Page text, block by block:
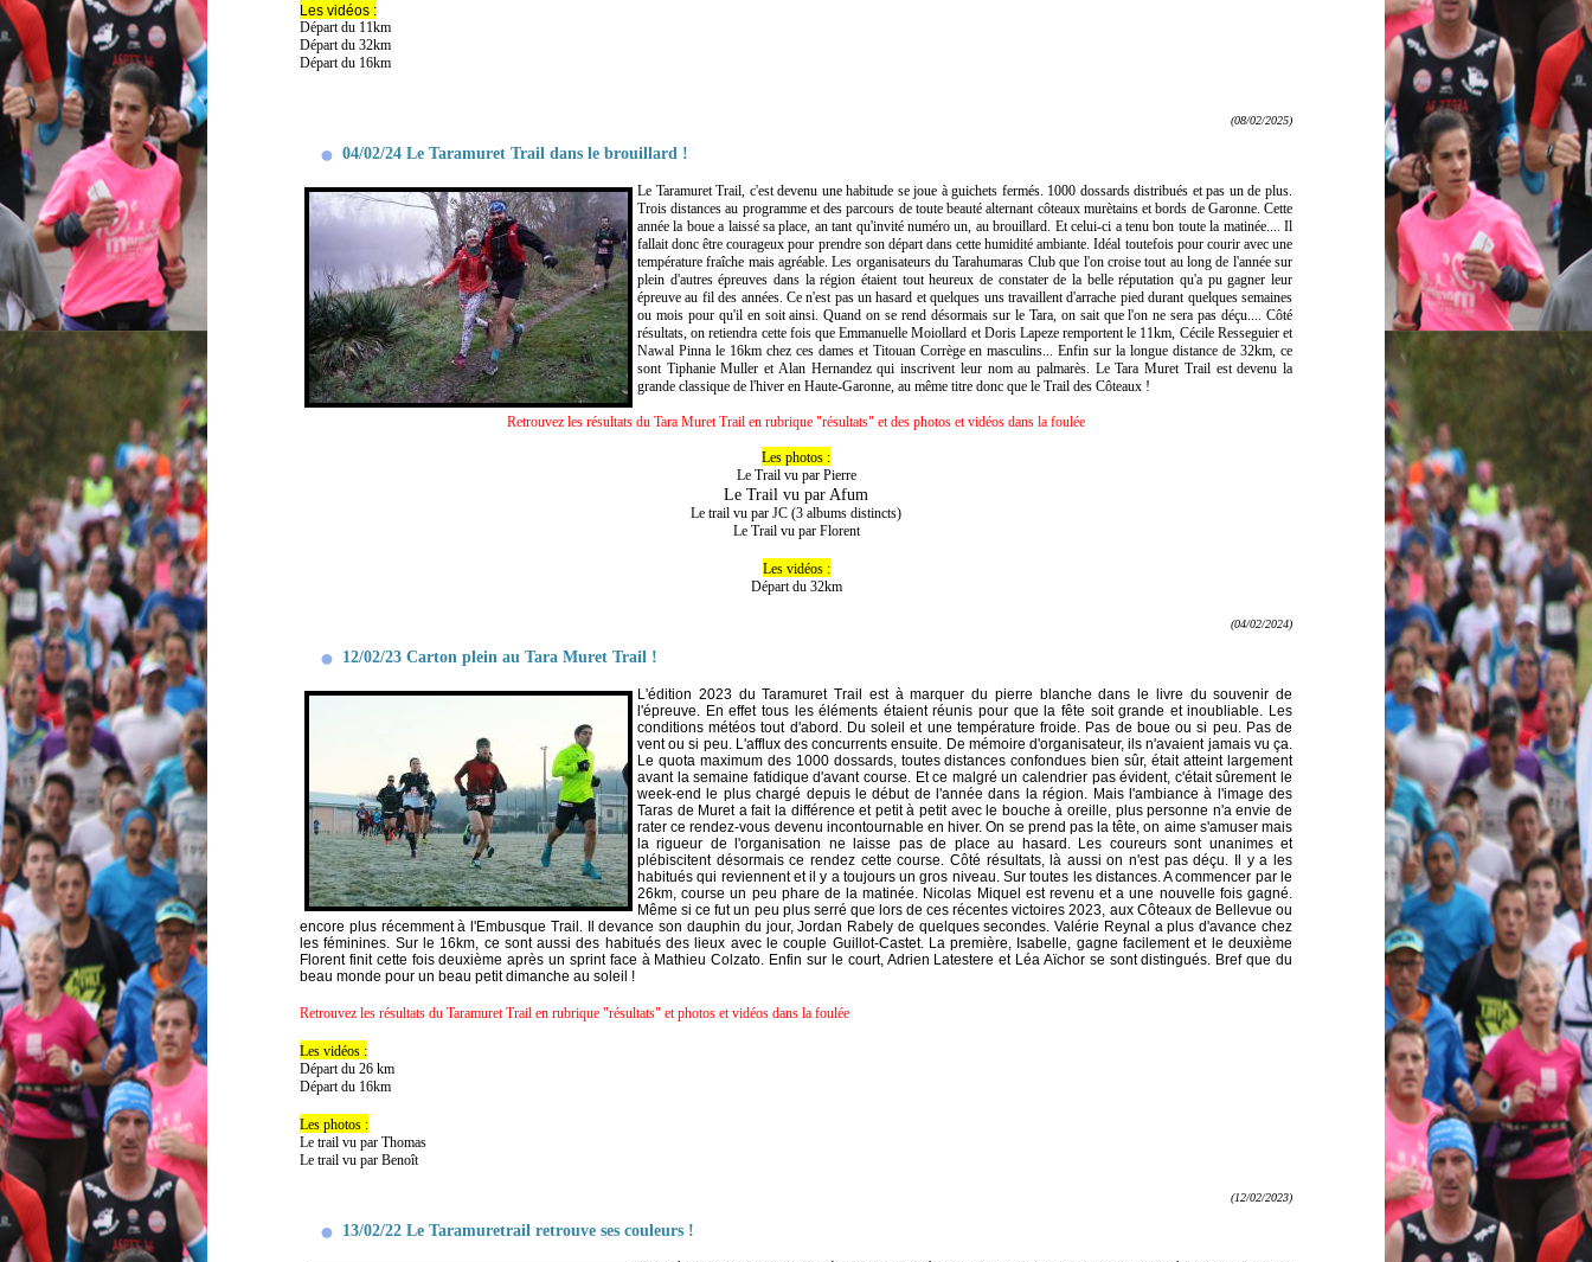
Les vidéos :
Départ du 11km
Départ du 32km
Départ du 16km
(08/02/2025)
04/02/24 Le Taramuret Trail dans le brouillard !
Le Taramuret Trail, c'est devenu une habitude se joue à guichets fermés. 1000 dossards distribués et pas un de plus.
Trois distances au programme et des parcours de toute beauté alternant côteaux murètains et bords de Garonne. Cette
année la boue a laissé sa place, an tant qu'invité numéro un, au brouillard. Et celui-ci a tenu bon toute la matinée.... Il
fallait donc être courageux pour prendre son départ dans cette humidité ambiante. Idéal toutefois pour courir avec une
température fraîche mais agréable. Les organisateurs du Tarahumaras Club que l'on croise tout au long de l'année sur
plein d'autres épreuves dans la région étaient tout heureux de constater de la belle réputation qu'a pu gagner leur
épreuve au fil des années. Ce n'est pas un hasard et quelques uns travaillent d'arrache pied durant quelques semaines
ou mois pour qu'il en soit ainsi. Quand on se rend désormais sur le Tara, on sait que l'on ne sera pas déçu.... Côté
résultats, on retiendra cette fois que Emmanuelle Moiollard et Doris Lapeze remportent le 11km, Cécile Resseguier et
Nawal Pinna le 16km chez ces dames et Titouan Corrège en masculins... Enfin sur la longue distance de 32km, ce
sont Tiphanie Muller et Alan Hernandez qui inscrivent leur nom au palmarès. Le Tara Muret Trail est devenu la
grande classique de l'hiver en Haute-Garonne, au même titre donc que le Trail des Côteaux !
Retrouvez les résultats du Tara Muret Trail en rubrique "résultats" et des photos et vidéos dans la foulée
Les photos :
Le Trail vu par Pierre
Le Trail vu par Afum
Le trail vu par JC (3 albums distincts)
Le Trail vu par Florent
Les vidéos :
Départ du 32km
(04/02/2024)
12/02/23 Carton plein au Tara Muret Trail !
L'édition 2023 du Taramuret Trail est à marquer du pierre blanche dans le livre du souvenir de
l'épreuve. En effet tous les éléments étaient réunis pour que la fête soit grande et inoubliable. Les
conditions météos tout d'abord. Du soleil et une température froide. Pas de boue ou si peu. Pas de
vent ou si peu. L'afflux des concurrents ensuite. De mémoire d'organisateur, ils n'avaient jamais vu ça.
Le quota maximum des 1000 dossards, toutes distances confondues bien sûr, était atteint largement
avant la semaine fatidique d'avant course. Et ce malgré un calendrier pas évident, c'était sûrement le
week-end le plus chargé depuis le début de l'année dans la région. Mais l'ambiance à l'image des
Taras de Muret a fait la différence et petit à petit avec le bouche à oreille, plus personne n'a envie de
rater ce rendez-vous devenu incontournable en hiver. On se prend pas la tête, on aime s'amuser mais
la rigueur de l'organisation ne laisse pas de place au hasard. Les coureurs sont unanimes et
plébiscitent désormais ce rendez cette course. Côté résultats, là aussi on n'est pas déçu. Il y a les
habitués qui reviennent et il y a toujours un gros niveau. Sur toutes les distances. A commencer par le
26km, course un peu phare de la matinée. Nicolas Miquel est revenu et a une nouvelle fois gagné.
Même si ce fut un peu plus serré que lors de ces récentes victoires 2023, aux Côteaux de Bellevue ou
encore plus récemment à l'Embusque Trail. Il devance son dauphin du jour, Jordan Rabely de quelques secondes. Valérie Reynal a plus d'avance chez
les féminines. Sur le 16km, ce sont aussi des habitués des lieux avec le couple Guillot-Castet. La première, Isabelle, gagne facilement et le deuxième
Florent finit cette fois deuxième après un sprint face à Mathieu Colzato. Enfin sur le court, Adrien Latestere et Léa Aïchor se sont distingués. Bref que du
beau monde pour un beau petit dimanche au soleil !
Retrouvez les résultats du Taramuret Trail en rubrique "résultats" et photos et vidéos dans la foulée
Les vidéos :
Départ du 26 km
Départ du 16km
Les photos :
Le trail vu par Thomas
Le trail vu par Benoît
(12/02/2023)
13/02/22 Le Taramuretrail retrouve ses couleurs !